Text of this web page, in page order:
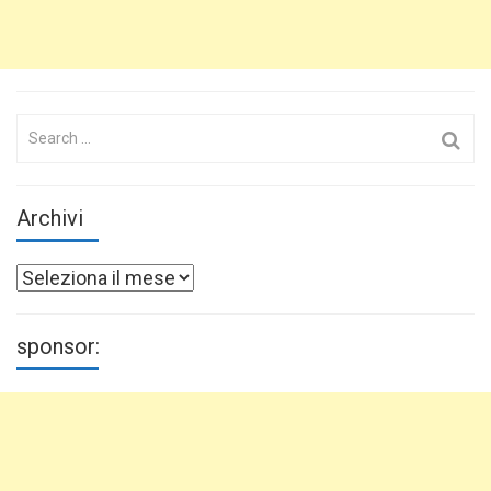
Search
Archivi
Archivi
sponsor: